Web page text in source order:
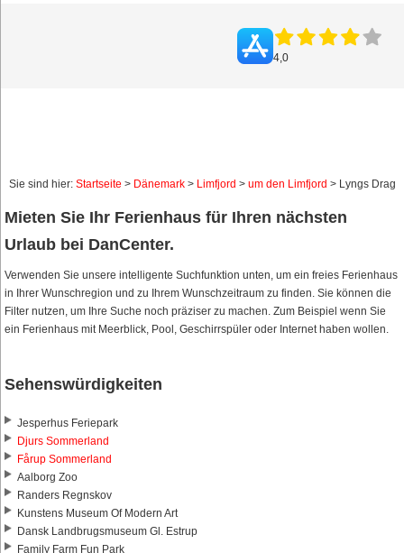
4,0
Sie sind hier: Startseite > Dänemark > Limfjord > um den Limfjord > Lyngs Drag
Mieten Sie Ihr Ferienhaus für Ihren nächsten
Urlaub bei DanCenter.
Verwenden Sie unsere intelligente Suchfunktion unten, um ein freies Ferienhaus
in Ihrer Wunschregion und zu Ihrem Wunschzeitraum zu finden. Sie können die
Filter nutzen, um Ihre Suche noch präziser zu machen. Zum Beispiel wenn Sie
ein Ferienhaus mit Meerblick, Pool, Geschirrspüler oder Internet haben wollen.
Sehenswürdigkeiten
Jesperhus Feriepark
Djurs Sommerland
Fårup Sommerland
Aalborg Zoo
Randers Regnskov
Kunstens Museum Of Modern Art
Dansk Landbrugsmuseum Gl. Estrup
Family Farm Fun Park